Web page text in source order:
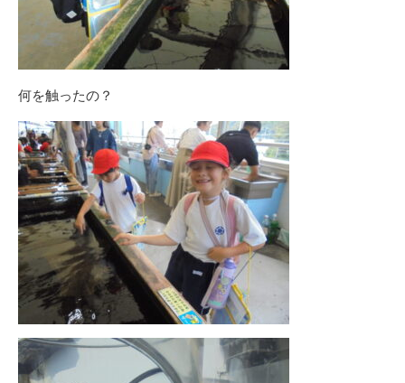
何を触ったの？